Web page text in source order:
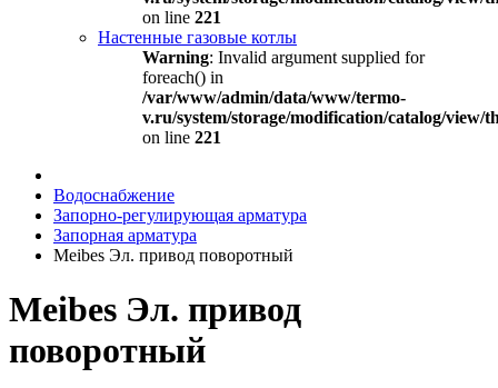
on line 221
Настенные газовые котлы
Warning: Invalid argument supplied for
foreach() in
/var/www/admin/data/www/termo-
v.ru/system/storage/modification/catalog/view/
on line 221
Водоснабжение
Запорно-регулирующая арматура
Запорная арматура
Meibes Эл. привод поворотный
Meibes Эл. привод
поворотный